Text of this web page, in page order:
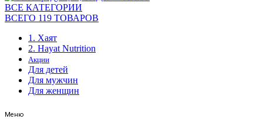
ВСЕ КАТЕГОРИИ
ВСЕГО 119 ТОВАРОВ
1. Хаят
2. Hayat Nutrition
Акции
Для детей
Для мужчин
Для женщин
Меню